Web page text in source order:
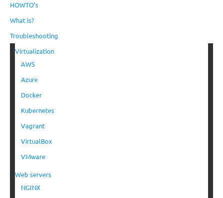
HOWTO’s
What is?
Troubleshooting
Virtualization
AWS
Azure
Docker
Kubernetes
Vagrant
VirtualBox
VMware
Web servers
NGINX